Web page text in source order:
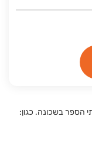
הספר בשכונה. כגון: